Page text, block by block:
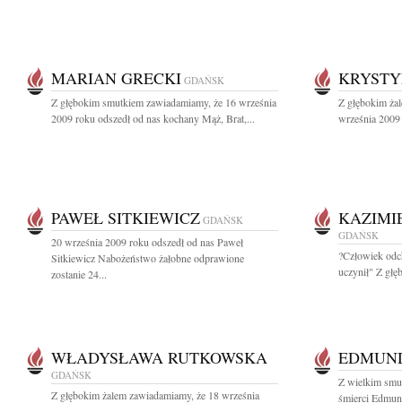
MARIAN GRECKI GDAŃSK
Z głębokim smutkiem zawiadamiamy, że 16 września
2009 roku odszedł od nas kochany Mąż, Brat,...
Z głębokim
września
PAWEŁ SITKIEWICZ GDAŃSK
20 września 2009 roku odszedł od nas Paweł
Sitkiewicz Nabożeństwo żałobne odprawione
zostanie 24...
GDAŃSK
?Człowiek
uczynił" Z
WŁADYSŁAWA RUTKOWSKA
GDAŃSK
Z głębokim żalem zawiadamiamy, że 18 września
Z wielkim
śmierci